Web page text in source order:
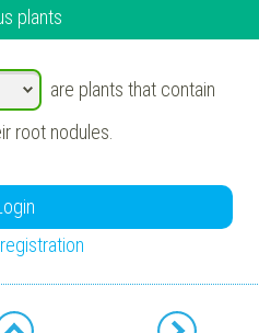
plants
are plants that contain
root nodules.